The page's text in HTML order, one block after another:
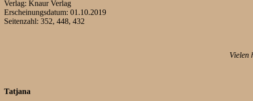
Verlag: Knaur Verlag
Erscheinungsdatum: 01.10.2019
Seitenzahl: 352, 448, 432
Vielen
Tatjana